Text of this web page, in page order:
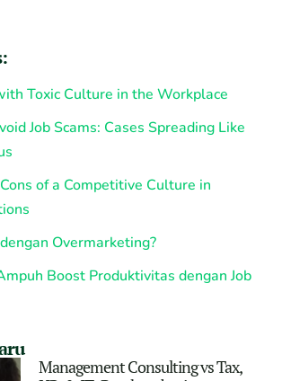
Toxic Culture in the Workplace
Job Scams: Cases Spreading Like
of a Competitive Culture in
Overmarketing?
Boost Produktivitas dengan Job
Management Consulting vs Tax,